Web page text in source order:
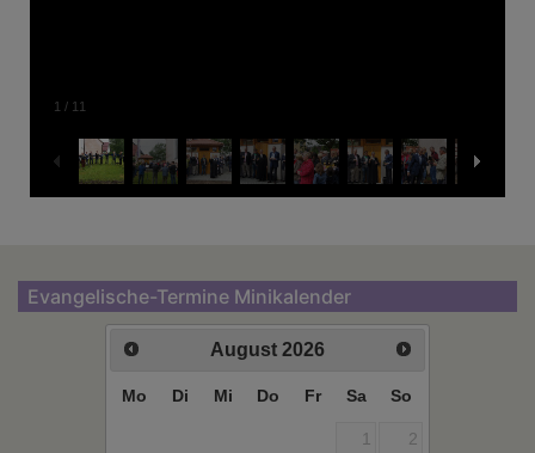
1 / 11
Evangelische-Termine Minikalender
August 2026
Mo Di Mi Do Fr Sa So
1
2